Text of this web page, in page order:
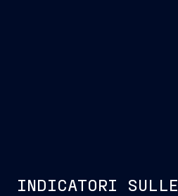
INDICATORI SULLE